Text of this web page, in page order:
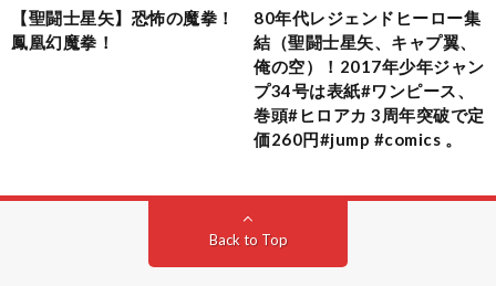
【聖闘士星矢】恐怖の魔拳！
鳳凰幻魔拳！
80年代レジェンドヒーロー集
結（聖闘士星矢、キャプ翼、
俺の空）！2017年少年ジャン
プ34号は表紙#ワンピース、
巻頭#ヒロアカ 3周年突破で定
価260円#jump #comics 。
Back to Top